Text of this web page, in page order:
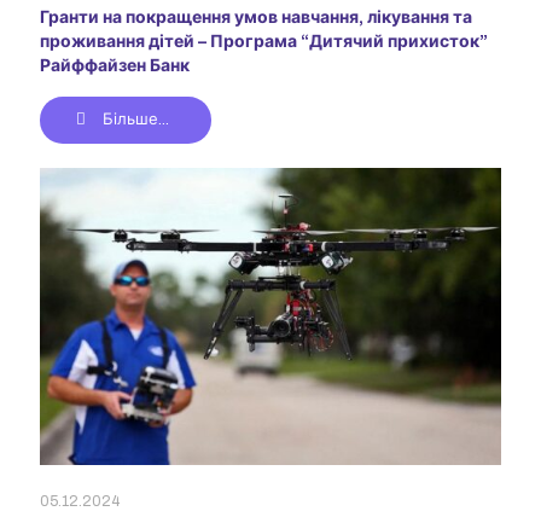
Гранти на покращення умов навчання, лікування та
проживання дітей – Програма “Дитячий прихисток”
Райффайзен Банк
Більше...
05.12.2024